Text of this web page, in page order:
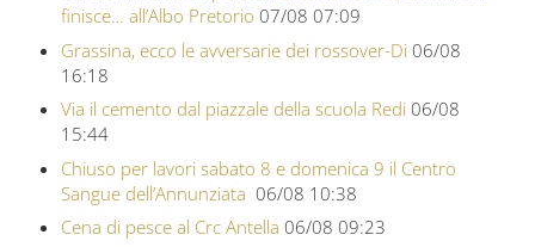
finisce… all’Albo Pretorio 07/08 07:09
Grassina, ecco le avversarie dei rossover-Di 06/08
16:18
Via il cemento dal piazzale della scuola Redi 06/08
15:44
Chiuso per lavori sabato 8 e domenica 9 il Centro
Sangue dell’Annunziata 06/08 10:38
Cena di pesce al Crc Antella 06/08 09:23